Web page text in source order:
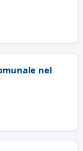
nel